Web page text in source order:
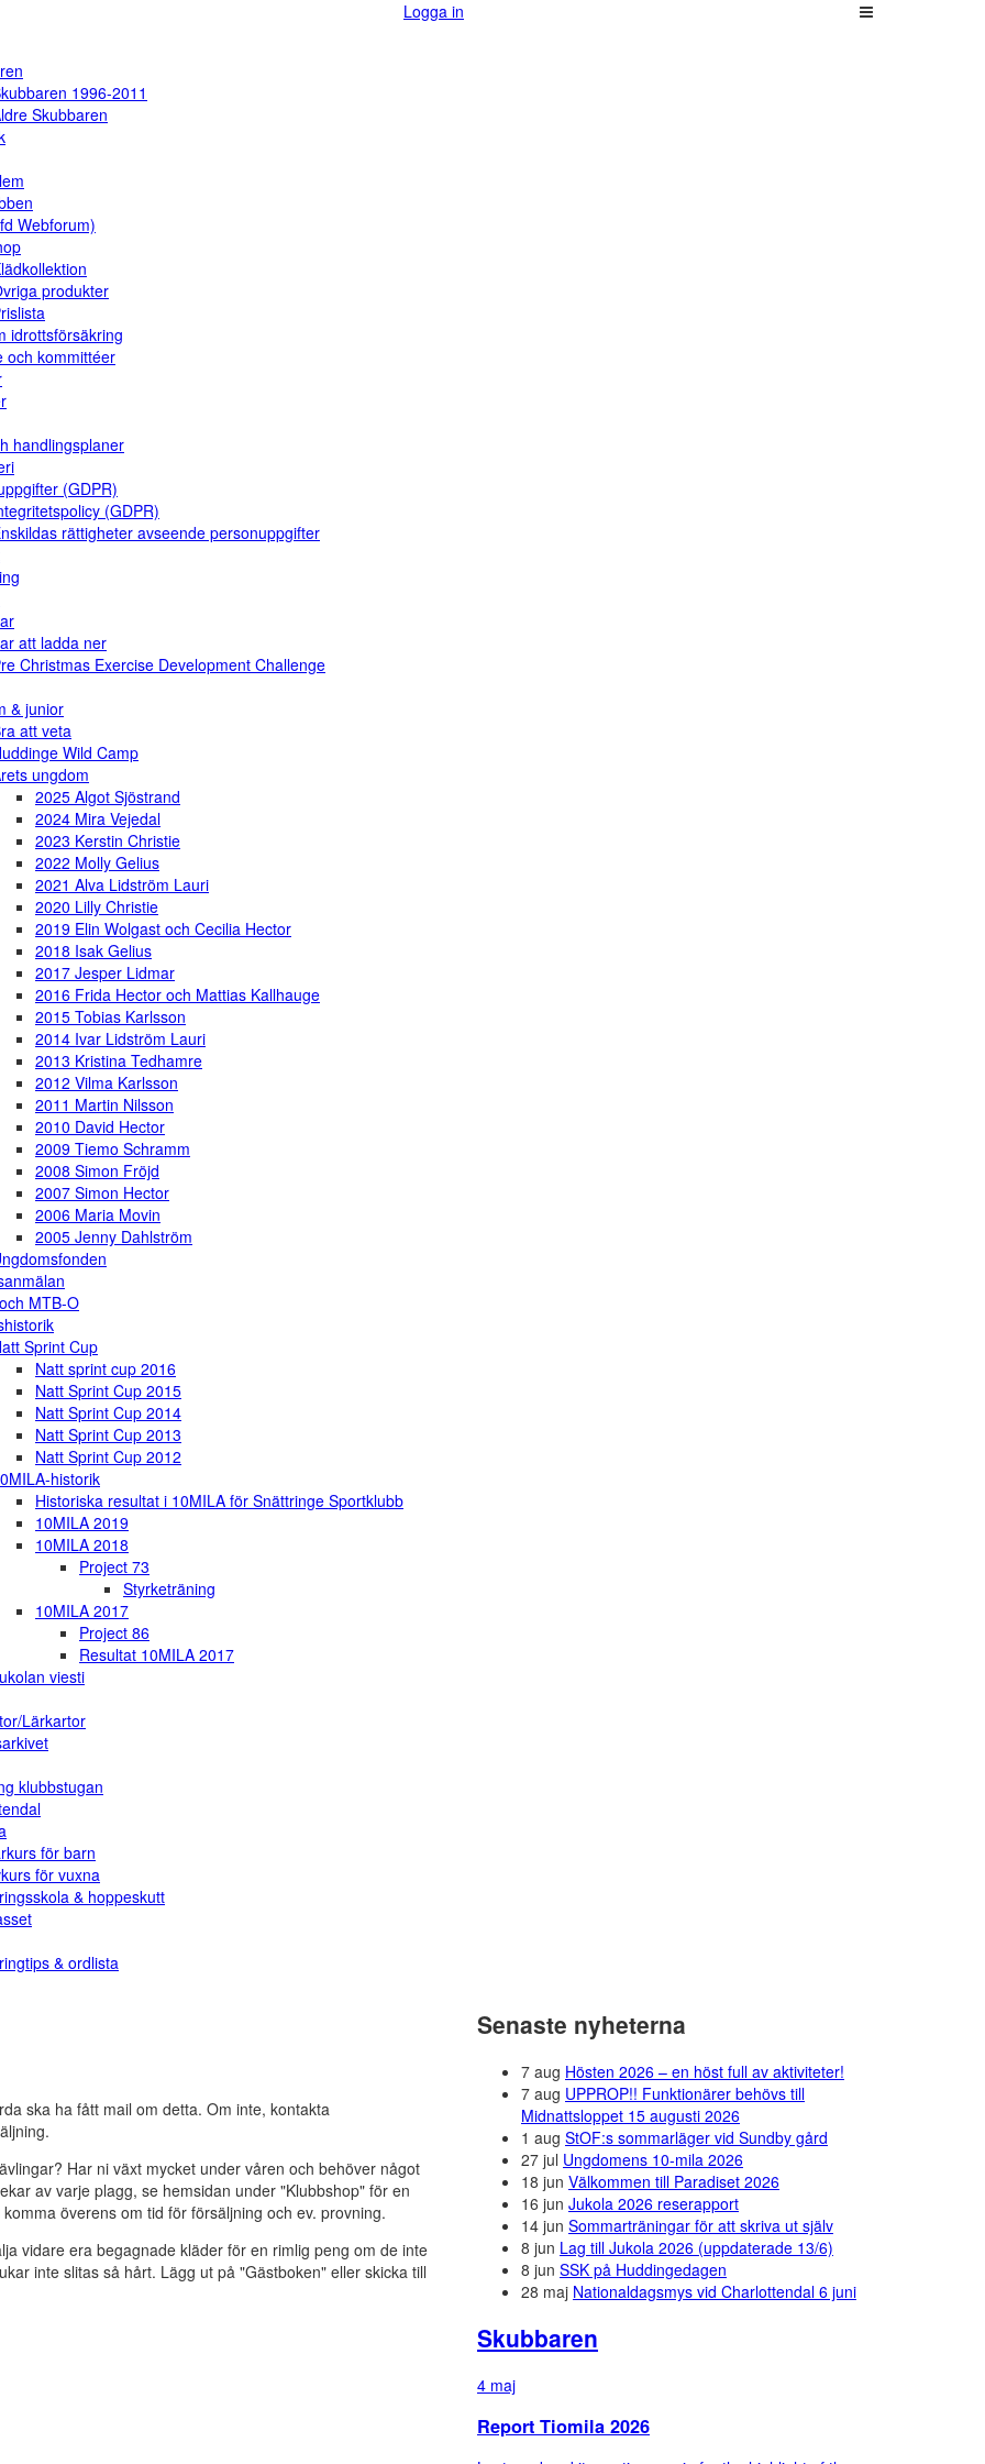
Logga in
1996-2011
Skubbaren
Webforum)
produkter
idrottsförsäkring
och kommittéer
handlingsplaner
(GDPR)
(GDPR)
rättigheter avseende personuppgifter
att ladda ner
Christmas Exercise Development Challenge
& junior
att veta
Wild Camp
ungdom
2025 Algot Sjöstrand
2024 Mira Vejedal
2023 Kerstin Christie
2022 Molly Gelius
2021 Alva Lidström Lauri
2020 Lilly Christie
2019 Elin Wolgast och Cecilia Hector
2018 Isak Gelius
2017 Jesper Lidmar
2016 Frida Hector och Mattias Kallhauge
2015 Tobias Karlsson
2014 Ivar Lidström Lauri
2013 Kristina Tedhamre
2012 Vilma Karlsson
2011 Martin Nilsson
2010 David Hector
2009 Tiemo Schramm
2008 Simon Fröjd
2007 Simon Hector
2006 Maria Movin
2005 Jenny Dahlström
MTB-O
Sprint Cup
Natt sprint cup 2016
Natt Sprint Cup 2015
Natt Sprint Cup 2014
Natt Sprint Cup 2013
Natt Sprint Cup 2012
historik
Historiska resultat i 10MILA för Snättringe Sportklubb
10MILA 2019
10MILA 2018
Project 73
Styrketräning
10MILA 2017
Project 86
Resultat 10MILA 2017
viesti
Lärkartor
klubbstugan
för barn
för vuxna
& hoppeskutt
& ordlista
ska ha fått mail om detta. Om inte, kontakta
Har ni växt mycket under våren och behöver något
av varje plagg, se hemsidan under "Klubbshop" för en
överens om tid för försäljning och ev. provning.
vidare era begagnade kläder för en rimlig peng om de inte
inte slitas så hårt. Lägg ut på "Gästboken" eller skicka till
Senaste nyheterna
7 aug Hösten 2026 – en höst full av aktiviteter!
7 aug UPPROP!! Funktionärer behövs till
Midnattsloppet 15 augusti 2026
1 aug StOF:s sommarläger vid Sundby gård
27 jul Ungdomens 10-mila 2026
18 jun Välkommen till Paradiset 2026
16 jun Jukola 2026 reserapport
14 jun Sommarträningar för att skriva ut själv
8 jun Lag till Jukola 2026 (uppdaterade 13/6)
8 jun SSK på Huddingedagen
28 maj Nationaldagsmys vid Charlottendal 6 juni
Skubbaren
4 maj
Report Tiomila 2026